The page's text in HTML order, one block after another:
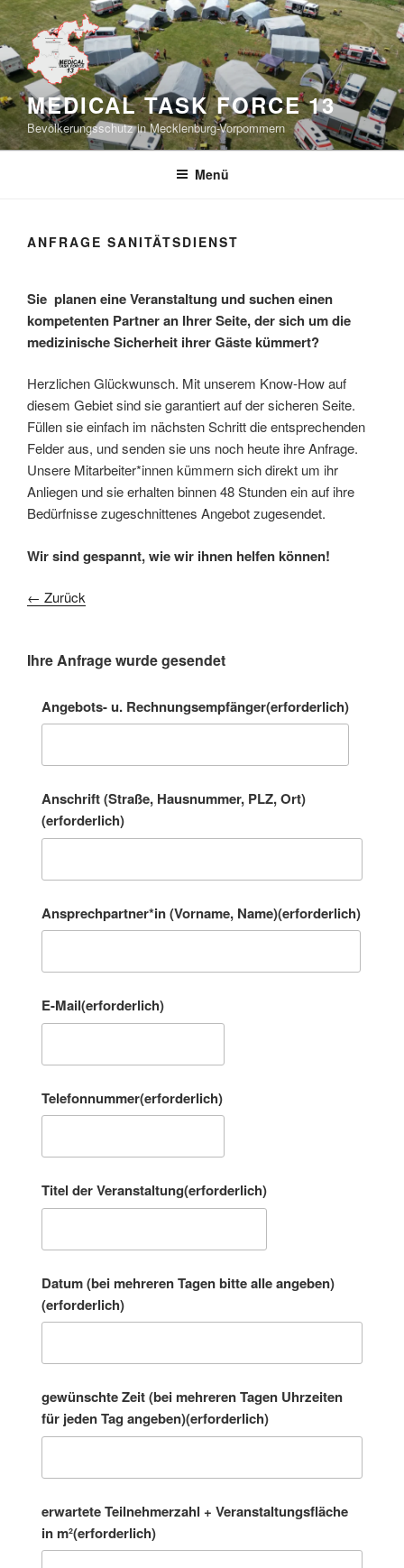
Zum
Inhalt
springen
MEDICAL TASK FORCE 13
Bevölkerungsschutz in Mecklenburg-Vorpommern
Menü
ANFRAGE SANITÄTSDIENST
Sie planen eine Veranstaltung und suchen einen
kompetenten Partner an Ihrer Seite, der sich um die
medizinische Sicherheit ihrer Gäste kümmert?
Herzlichen Glückwunsch. Mit unserem Know-How auf
diesem Gebiet sind sie garantiert auf der sicheren Seite.
Füllen sie einfach im nächsten Schritt die entsprechenden
Felder aus, und senden sie uns noch heute ihre Anfrage.
Unsere Mitarbeiter*innen kümmern sich direkt um ihr
Anliegen und sie erhalten binnen 48 Stunden ein auf ihre
Bedürfnisse zugeschnittenes Angebot zugesendet.
Wir sind gespannt, wie wir ihnen helfen können!
← Zurück
Ihre Anfrage wurde gesendet
Angebots- u. Rechnungsempfänger(erforderlich)
Anschrift (Straße, Hausnummer, PLZ, Ort)
(erforderlich)
Ansprechpartner*in (Vorname, Name)(erforderlich)
E-Mail(erforderlich)
Telefonnummer(erforderlich)
Titel der Veranstaltung(erforderlich)
Datum (bei mehreren Tagen bitte alle angeben)
(erforderlich)
gewünschte Zeit (bei mehreren Tagen Uhrzeiten
für jeden Tag angeben)(erforderlich)
erwartete Teilnehmerzahl + Veranstaltungsfläche
in m²(erforderlich)